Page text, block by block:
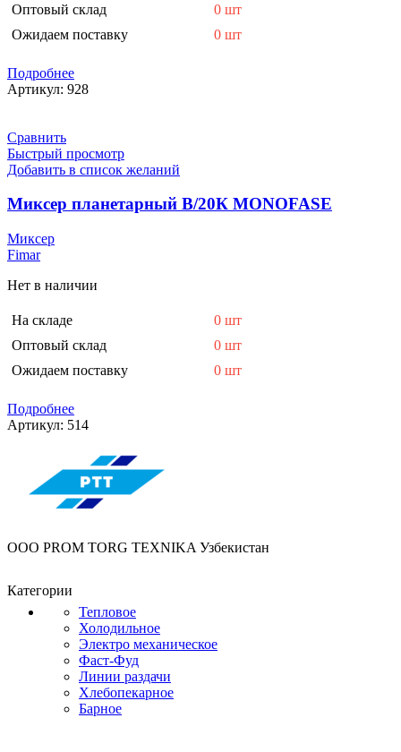
Оптовый склад
0 шт
Ожидаем поставку
0 шт
Подробнее
Артикул: 928
Сравнить
Быстрый просмотр
Добавить в список желаний
Миксер планетарный В/20К MONOFASE
Миксер
Fimar
Нет в наличии
На складе
0 шт
Оптовый склад
0 шт
Ожидаем поставку
0 шт
Подробнее
Артикул: 514
OOO PROM TORG TEXNIKA Узбекистан
Категории
Тепловое
Холодильное
Электро механическое
Фаст-Фуд
Линии раздачи
Хлебопекарное
Барное